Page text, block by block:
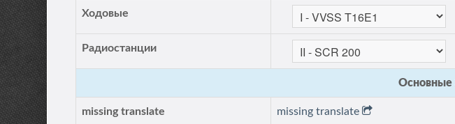
Ходовые
Радиостанции
Основные
missing translate missing translate